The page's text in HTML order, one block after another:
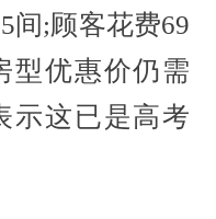
间;顾客花费69
型优惠价仍需
示这已是高考